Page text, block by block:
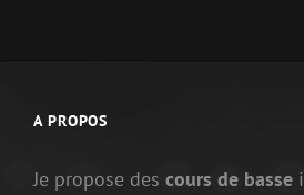
A PROPOS
Je propose des cours de basse